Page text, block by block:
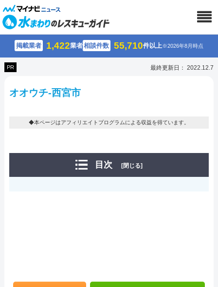
掲載業者 1,422業者相談件数 55,710件以上※2026年8月時点
PR 最終更新日： 2022.12.7
オオウチ-西宮市
◆本ページはアフィリエイトプログラムによる収益を得ています。
目次 [閉じる]